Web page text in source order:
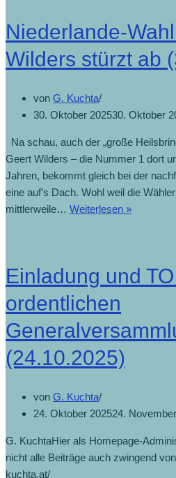
Niederlande-
Wilders stürzt ab
von G. Kuchta
30. Oktober 202530. Oktober
Na schau, auch der „große
Geert Wilders – die Nummer 1 dort
Jahren, bekommt gleich bei der
eine auf’s Dach. Wohl weil die
mittlerweile… Weiterlesen »
Einladung und
ordentlichen
(24.10.2025)
von G. Kuchta
24. Oktober 202524.
G. KuchtaHier als Homepage-
nicht alle Beiträge auch zwingend
kuchta.at/